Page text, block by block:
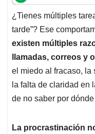
t
s
A
p
p
e
b
o
o
k
k
e
d
I
n
i
l
¿Tienes múltiples
tarde”? Ese
existen múltiples
llamadas, correos y
el miedo al fracaso, la
la falta de claridad en
de no saber por
La procrastinación